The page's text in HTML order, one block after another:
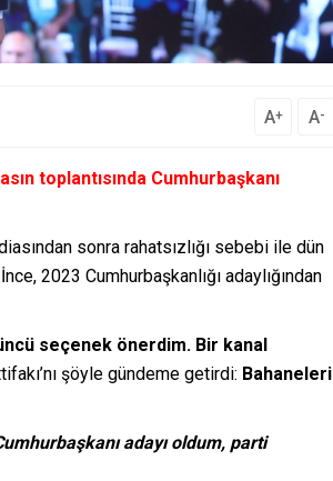
A+ A-
toplantısında Cumhurbaşkanı
sonra rahatsızlığı sebebi ile dün
2023 Cumhurbaşkanlığı adaylığından
seçenek önerdim. Bir kanal
şöyle gündeme getirdi: Bahaneleri
adayı oldum, parti